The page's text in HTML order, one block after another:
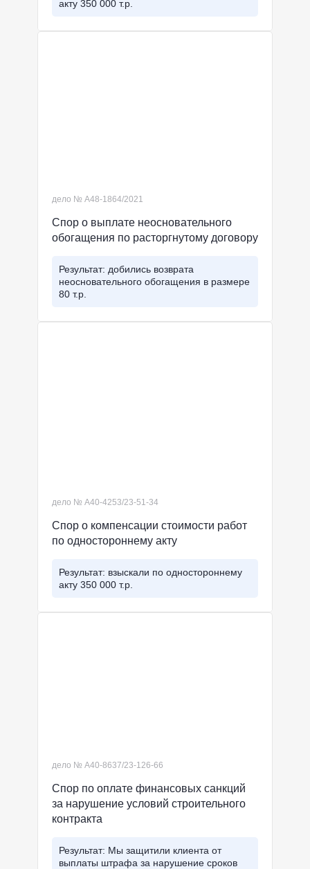
акту 350 000 т.р.
дело № А48-1864/2021
Спор о выплате неосновательного
обогащения по расторгнутому договору
Результат: добились возврата
неосновательного обогащения в размере
80 т.р.
дело № А40-4253/23-51-34
Спор о компенсации стоимости работ
по одностороннему акту
Результат: взыскали по одностороннему
акту 350 000 т.р.
дело № А40-8637/23-126-66
Спор по оплате финансовых санкций
за нарушение условий строительного
контракта
Результат: Мы защитили клиента от
выплаты штрафа за нарушение сроков